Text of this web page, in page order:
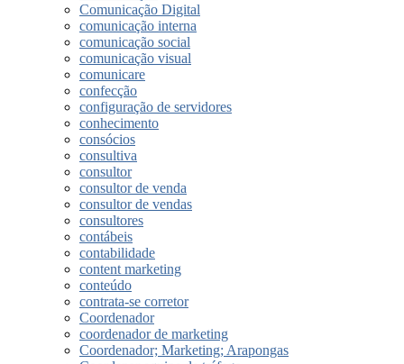
Comunicação Digital
comunicação interna
comunicação social
comunicação visual
comunicare
confecção
configuração de servidores
conhecimento
consócios
consultiva
consultor
consultor de venda
consultor de vendas
consultores
contábeis
contabilidade
content marketing
conteúdo
contrata-se corretor
Coordenador
coordenador de marketing
Coordenador; Marketing; Arapongas